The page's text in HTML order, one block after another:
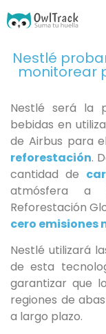
Nestlé
monitorear
Nestlé será la
bebidas en
de Airbus para
reforestación.
cantidad de
atmósfera a
Reforestación
cero emisiones
Nestlé utilizará
de esta
garantizar que
regiones de
a largo plazo.